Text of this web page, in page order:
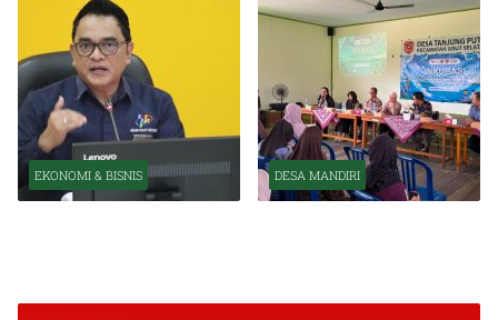
EKONOMI & BISNIS DESA MANDIRI